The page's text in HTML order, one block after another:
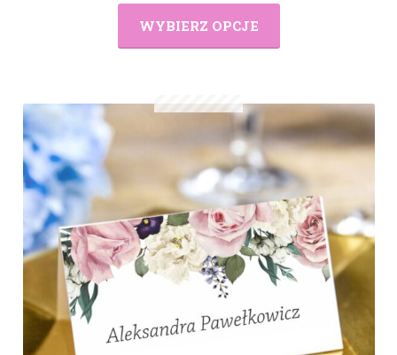
WYBIERZ OPCJE